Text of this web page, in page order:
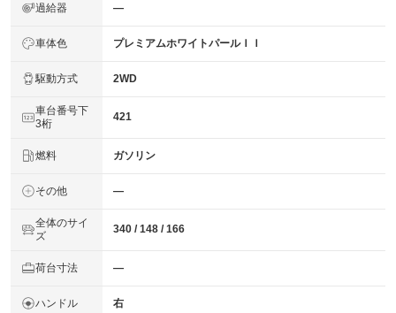
過給器 ―
車体色 プレミアムホワイトパールＩＩ
駆動方式 2WD
車台番号下
3桁
421
燃料 ガソリン
その他 ―
全体のサイ
ズ
340 / 148 / 166
荷台寸法 ―
ハンドル 右